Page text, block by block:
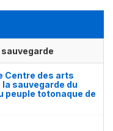
Centre des arts
sauvegarde du
peuple totonaque de